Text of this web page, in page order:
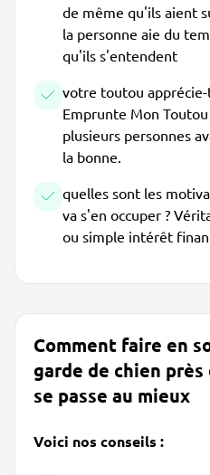
de même qu'ils aient
la personne aie du
qu'ils s'entendent
votre toutou
Emprunte Mon
plusieurs personnes
la bonne.
quelles sont les
va s'en occuper ?
ou simple intérêt
Comment faire en
garde de chien
se passe au mieux
Voici nos conseils :